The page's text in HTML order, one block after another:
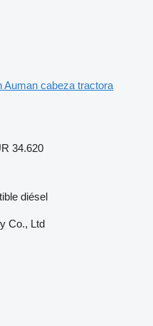
Auman cabeza tractora
34.620
diésel
Co., Ltd